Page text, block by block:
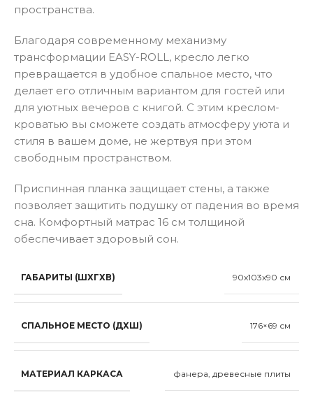
пространства.
Благодаря современному механизму
трансформации EASY-ROLL, кресло легко
превращается в удобное спальное место, что
делает его отличным вариантом для гостей или
для уютных вечеров с книгой. С этим креслом-
кроватью вы сможете создать атмосферу уюта и
стиля в вашем доме, не жертвуя при этом
свободным пространством.
Приспинная планка защищает стены, а также
позволяет защитить подушку от падения во время
сна. Комфортный матрас 16 см толщиной
обеспечивает здоровый сон.
ГАБАРИТЫ (ШХГХВ) 90x103x90 см
СПАЛЬНОЕ МЕСТО (ДХШ) 176×69 см
МАТЕРИАЛ КАРКАСА фанера, древесные плиты